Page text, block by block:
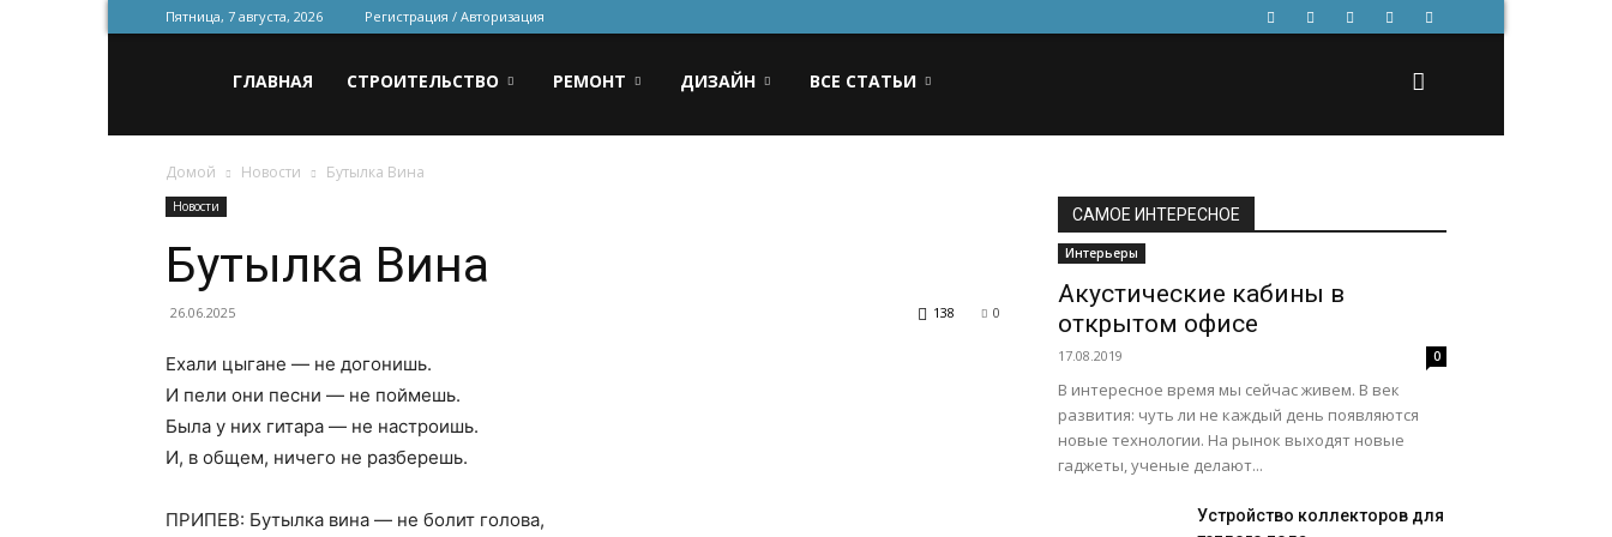
Пятница, 7 августа, 2026 Регистрация / Авторизация
для
строительства
и
ремонта
ГЛАВНАЯ СТРОИТЕЛЬСТВО РЕМОНТ ДИЗАЙН ВСЕ СТАТЬИ
Домой Новости Бутылка Вина
Новости
Бутылка Вина
26.06.2025 0
138
Ехали цыгане — не догонишь.
И пели они песни — не поймешь.
Была у них гитара — не настроишь.
И, в общем, ничего не разберешь.
ПРИПЕВ: Бутылка вина — не болит голова,
САМОЕ ИНТЕРЕСНОЕ
Интерьеры
Акустические кабины в
открытом офисе
17.08.2019 0
В интересное время мы сейчас живем. В век
развития: чуть ли не каждый день появляются
новые технологии. На рынок выходят новые
гаджеты, ученые делают...
Устройство коллекторов для